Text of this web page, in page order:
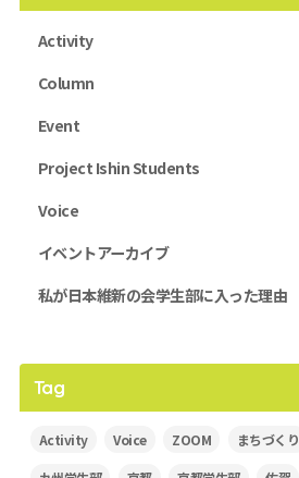
Activity
Column
Event
Project Ishin Students
Voice
イベントアーカイブ
私が日本維新の会学生部に入った理由
Tag
Activity Voice ZOOM まちづくり